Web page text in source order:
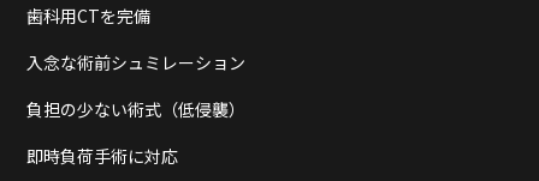
歯科用CTを完備
入念な術前シュミレーション
負担の少ない術式（低侵襲）
即時負荷手術に対応